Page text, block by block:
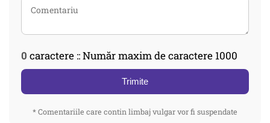
0 caractere :: Număr maxim de caractere 1000
Trimite
* Comentariile care contin limbaj vulgar vor fi suspendate